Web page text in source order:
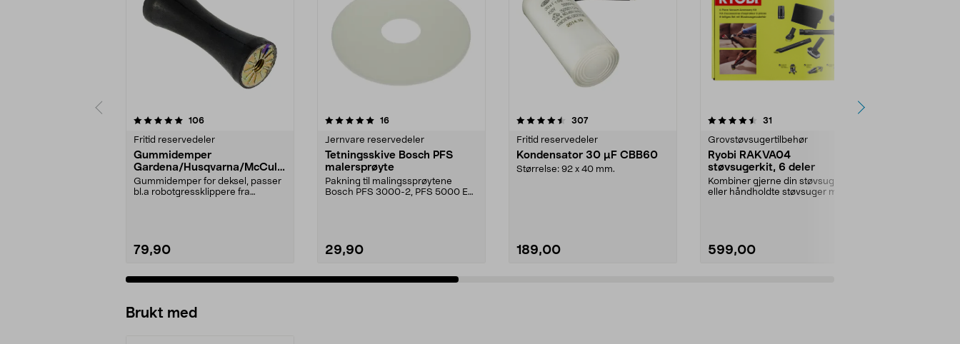
106anmeldelser
Fritid reservedeler
Gummidemper
Gardena/Husqvarna/McCullo
ch/Flymo
Gummidemper for deksel, passer
bl.a robotgressklippere fra
79,90
5.0 av 5 stjerner 16anmeldelser
Jernvare reservedeler
Tetningsskive Bosch PFS
malersprøyte
Pakning til malingssprøytene
Bosch PFS 3000-2, PFS 5000 E
29,90
4.5 av 5 stjerner 307anmeldelser
Fritid reservedeler
Kondensator 30 µF CBB60
Størrelse: 92 x 40 mm.
189,00
4.5 av 5 stjerner 31
Grovstøvsugertilbehør
Ryobi RAKVA04
støvsugerkit, 6 deler
Kombiner gjerne din støvsuger
eller håndholdte støvsuger med
599,00
4.0 av 5 stjerner
Brukt med